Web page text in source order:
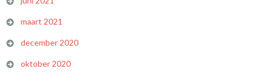
maart 2021
december 2020
oktober 2020